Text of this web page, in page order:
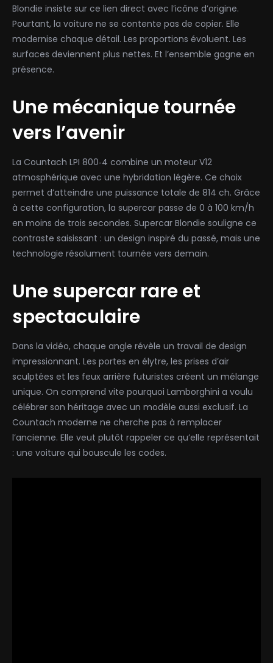
Blondie insiste sur ce lien direct avec l’icône d’origine.
Pourtant, la voiture ne se contente pas de copier. Elle
modernise chaque détail. Les proportions évoluent. Les
surfaces deviennent plus nettes. Et l’ensemble gagne en
présence.
Une mécanique tournée
vers l’avenir
La Countach LPI 800‑4 combine un moteur V12
atmosphérique avec une hybridation légère. Ce choix
permet d’atteindre une puissance totale de 814 ch. Grâce
à cette configuration, la supercar passe de 0 à 100 km/h
en moins de trois secondes. Supercar Blondie souligne ce
contraste saisissant : un design inspiré du passé, mais une
technologie résolument tournée vers demain.
Une supercar rare et
spectaculaire
Dans la vidéo, chaque angle révèle un travail de design
impressionnant. Les portes en élytre, les prises d’air
sculptées et les feux arrière futuristes créent un mélange
unique. On comprend vite pourquoi Lamborghini a voulu
célébrer son héritage avec un modèle aussi exclusif. La
Countach moderne ne cherche pas à remplacer
l’ancienne. Elle veut plutôt rappeler ce qu’elle représentait
: une voiture qui bouscule les codes.